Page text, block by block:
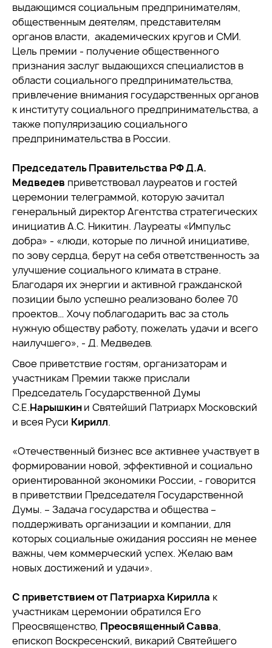
выдающимся социальным предпринимателям,
общественным деятелям, представителям
органов власти, академических кругов и СМИ.
Цель премии - получение общественного
признания заслуг выдающихся специалистов в
области социального предпринимательства,
привлечение внимания государственных органов
к институту социального предпринимательства, а
также популяризацию социального
предпринимательства в России.
Председатель Правительства РФ Д.А.
Медведев приветствовал лауреатов и гостей
церемонии телеграммой, которую зачитал
генеральный директор Агентства стратегических
инициатив А.С. Никитин. Лауреаты «Импульс
добра» - «люди, которые по личной инициативе,
по зову сердца, берут на себя ответственность за
улучшение социального климата в стране.
Благодаря их энергии и активной гражданской
позиции было успешно реализовано более 70
проектов… Хочу поблагодарить вас за столь
нужную обществу работу, пожелать удачи и всего
наилучшего», - Д. Медведев.
Свое приветствие гостям, организаторам и
участникам Премии также прислали
Председатель Государственной Думы
С.Е.Нарышкини Святейший Патриарх Московский
и всея Руси Кирилл.
«Отечественный бизнес все активнее участвует в
формировании новой, эффективной и социально
ориентированной экономики России, - говорится
в приветствии Председателя Государственной
Думы. – Задача государства и общества –
поддерживать организации и компании, для
которых социальные ожидания россиян не менее
важны, чем коммерческий успех. Желаю вам
новых достижений и удачи».
С приветствием от Патриарха Кирилла к
участникам церемонии обратился Его
Преосвященство, Преосвященный Савва,
епископ Воскресенский, викарий Святейшего